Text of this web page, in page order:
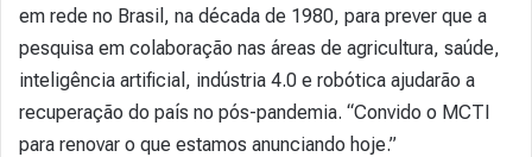
em rede no Brasil, na década de 1980, para prever que a
pesquisa em colaboração nas áreas de agricultura, saúde,
inteligência artificial, indústria 4.0 e robótica ajudarão a
recuperação do país no pós-pandemia. “Convido o MCTI
para renovar o que estamos anunciando hoje.”